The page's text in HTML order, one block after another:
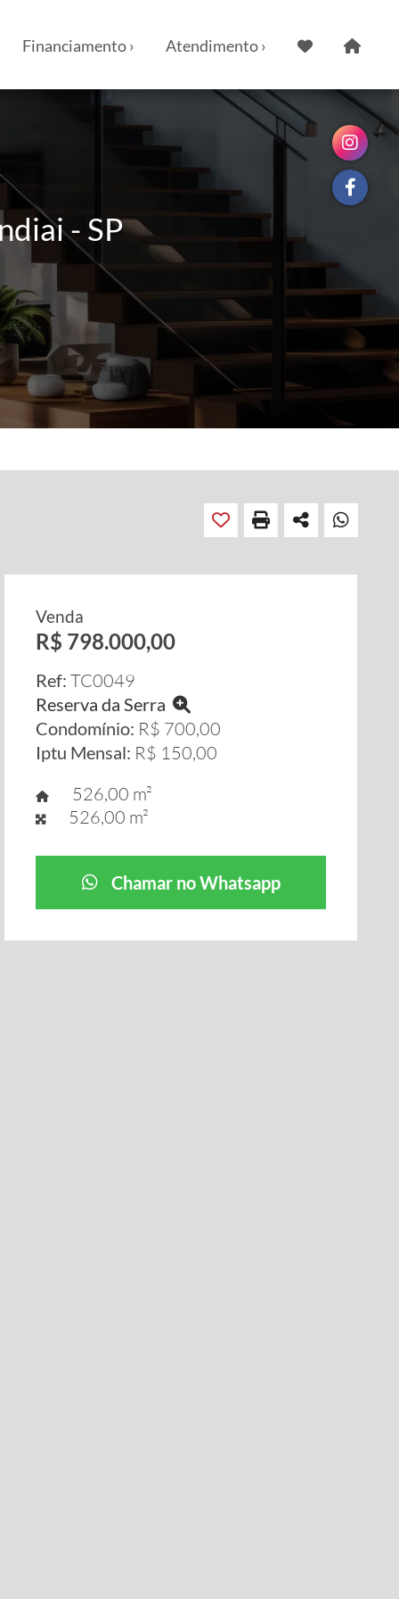
Financiamento › Atendimento ›
- SP
Venda
R$ 798.000,00
Ref: TC0049
Reserva da Serra
Condomínio: R$ 700,00
Iptu Mensal: R$ 150,00
526,00 m²
526,00 m²
Chamar no Whatsapp